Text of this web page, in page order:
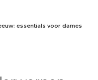
essentials voor dames